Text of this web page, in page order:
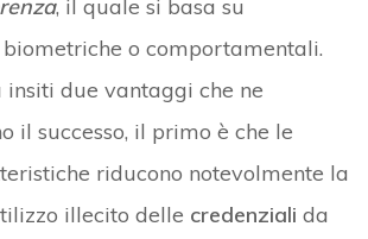
, il quale si basa su
o comportamentali.
due vantaggi che ne
il successo, il primo è che le
riducono notevolmente la
illecito delle credenziali da